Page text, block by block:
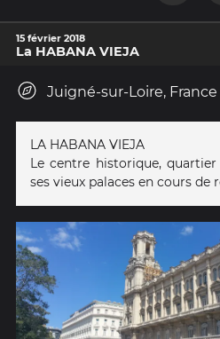
15 février 2018
La HABANA VIEJA
Juigné-sur-Loire, France
LA HABANA VIEJA
Le centre historique,
ses vieux palaces en cours de